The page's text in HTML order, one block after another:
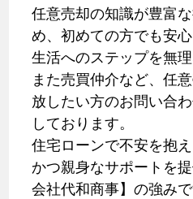
任意売却の知識が豊富
め、初めての方でも安
生活へのステップを無
また売買仲介など、任
放したい方のお問い合
しております。
住宅ローンで不安を抱
かつ親身なサポートを
会社代和商事】の強みで